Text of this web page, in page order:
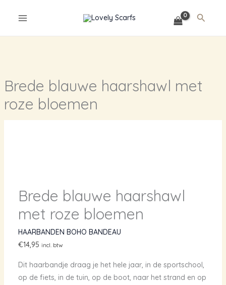
Brede blauwe haarshawl met
roze bloemen
Brede blauwe haarshawl
met roze bloemen
HAARBANDEN BOHO BANDEAU
€14,95 incl. btw
Dit haarbandje draag je het hele jaar, in de sportschool,
op de fiets, in de tuin, op de boot, naar het strand en op